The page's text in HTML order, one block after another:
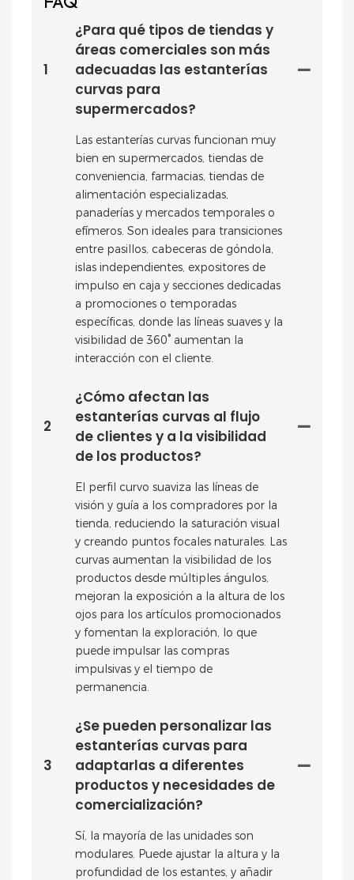
1
¿Para qué tipos de tiendas y
áreas comerciales son más
adecuadas las estanterías
curvas para
supermercados?
Las estanterías curvas funcionan muy
bien en supermercados, tiendas de
conveniencia, farmacias, tiendas de
alimentación especializadas,
panaderías y mercados temporales o
efímeros. Son ideales para transiciones
entre pasillos, cabeceras de góndola,
islas independientes, expositores de
impulso en caja y secciones dedicadas
a promociones o temporadas
específicas, donde las líneas suaves y la
visibilidad de 360° aumentan la
interacción con el cliente.
2
¿Cómo afectan las
estanterías curvas al flujo
de clientes y a la visibilidad
de los productos?
El perfil curvo suaviza las líneas de
visión y guía a los compradores por la
tienda, reduciendo la saturación visual
y creando puntos focales naturales. Las
curvas aumentan la visibilidad de los
productos desde múltiples ángulos,
mejoran la exposición a la altura de los
ojos para los artículos promocionados
y fomentan la exploración, lo que
puede impulsar las compras
impulsivas y el tiempo de
permanencia.
3
¿Se pueden personalizar las
estanterías curvas para
adaptarlas a diferentes
productos y necesidades de
comercialización?
Sí, la mayoría de las unidades son
modulares. Puede ajustar la altura y la
profundidad de los estantes, y añadir